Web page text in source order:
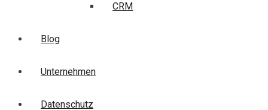
CRM
Blog
Unternehmen
Datenschutz